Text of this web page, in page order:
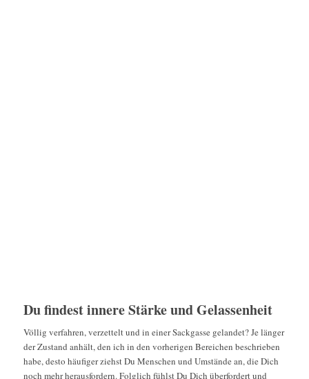
Du findest innere Stärke und Gelassenheit
Völlig verfahren, verzettelt und in einer Sackgasse gelandet? Je länger
der Zustand anhält, den ich in den vorherigen Bereichen beschrieben
habe, desto häufiger ziehst Du Menschen und Umstände an, die Dich
noch mehr herausfordern. Folglich fühlst Du Dich überfordert und